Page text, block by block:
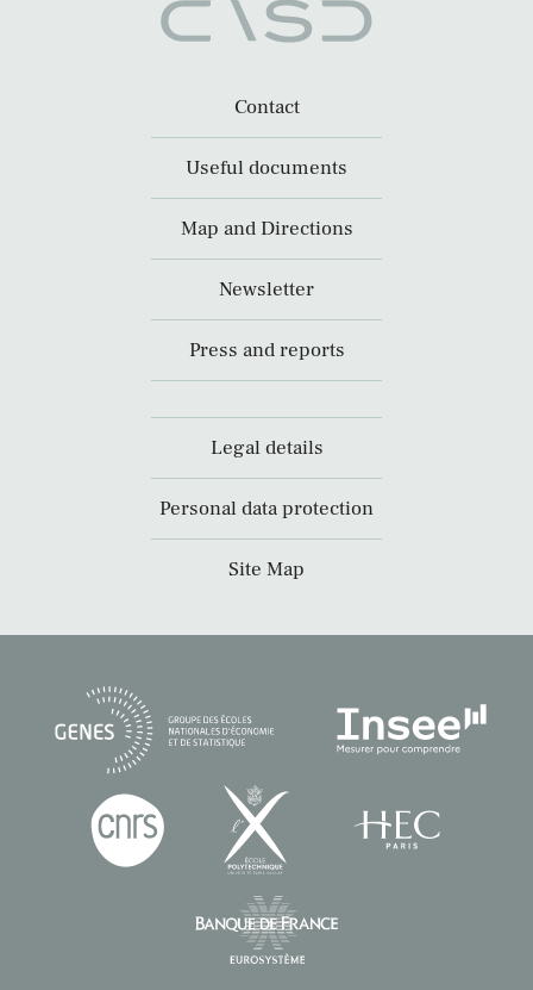
Contact
Useful documents
Map and Directions
Newsletter
Press and reports
Legal details
Personal data protection
Site Map